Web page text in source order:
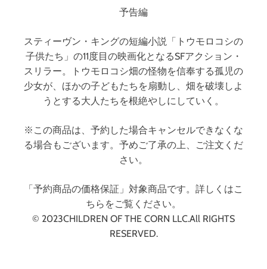
予告編
スティーヴン・キングの短編小説「トウモロコシの
子供たち」の11度目の映画化となるSFアクション・
スリラー。トウモロコシ畑の怪物を信奉する孤児の
少女が、ほかの子どもたちを扇動し、畑を破壊しよ
うとする大人たちを根絶やしにしていく。
※この商品は、予約した場合キャンセルできなくな
る場合もございます。予めご了承の上、ご注文くだ
さい。
「予約商品の価格保証」対象商品です。詳しくはこ
ちらをご覧ください。
© 2023CHILDREN OF THE CORN LLC.All RIGHTS
RESERVED.